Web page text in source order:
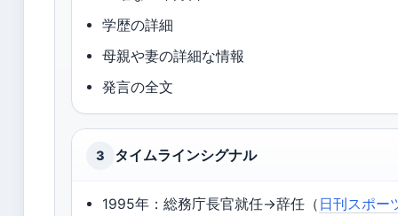
学歴の詳細
母親や妻の詳細な情報
発言の全文
3 タイムラインシグナル
1995年：総務庁長官就任→辞任（ 日刊スポー